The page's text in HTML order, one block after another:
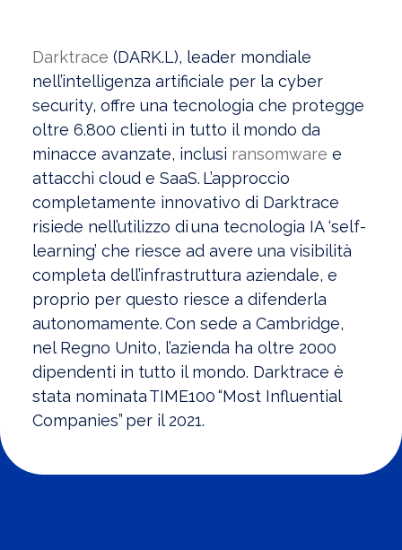
Darktrace (DARK.L), leader mondiale
nell’intelligenza artificiale per la cyber
security, offre una tecnologia che protegge
oltre 6.800 clienti in tutto il mondo da
minacce avanzate, inclusi ransomware e
attacchi cloud e SaaS. L’approccio
completamente innovativo di Darktrace
risiede nell’utilizzo di una tecnologia IA ‘self-
learning’ che riesce ad avere una visibilità
completa dell’infrastruttura aziendale, e
proprio per questo riesce a difenderla
autonomamente. Con sede a Cambridge,
nel Regno Unito, l’azienda ha oltre 2000
dipendenti in tutto il mondo. Darktrace è
stata nominata TIME100 “Most Influential
Companies” per il 2021.